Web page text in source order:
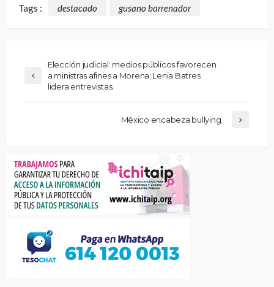
Tags : destacado gusano barrenador
Elección judicial: medios públicos favorecen
a ministras afines a Morena; Lenia Batres
lidera entrevistas.
México encabeza bullying.